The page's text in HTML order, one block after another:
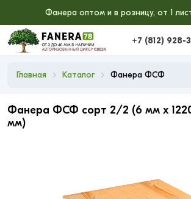
Фанера оптом и в розницу, от 1
+7 (812) 928-
Главная Каталог Фанера ФСФ
Фанера ФСФ сорт 2/2 (6 мм x
мм)